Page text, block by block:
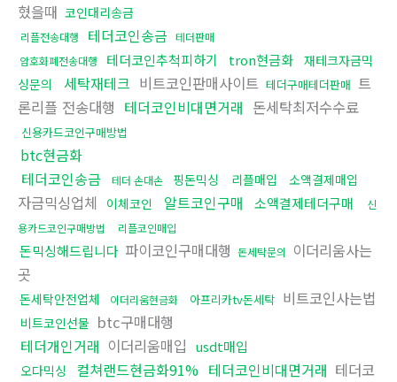
혔을때 코인대리송금
리플전송대행 테더코인송금 테더판매
암호화폐전송대행
테더코인추척피하기 tron현금화 재테크자금믹
싱문의
세탁재테크 비트코인판매사이트 테더구매테더판매 트
론리플 전송대행 테더코인비대면거래 돈세탁최저수수료
신용카드코인구매방법
btc현금화
테더코인송금
테더 손대손 핑돈믹싱 리플매입 소액결제매입
자금믹싱업체 이체코인 알트코인구매 소액결제테더구매
신
용카드코인구매방법
리플코인매입
돈믹싱해드립니다 파이코인구매대행 돈세탁문의
이더리움사는
곳
돈세탁안전업체 이더리움현금화 아프리카tv돈세탁 비트코인사는법
비트코인선물 btc구매대행
테더개인거래 이더리움매입 usdt매입
오다믹싱 컬쳐랜드현금화91% 테더코인비대면거래 테더코